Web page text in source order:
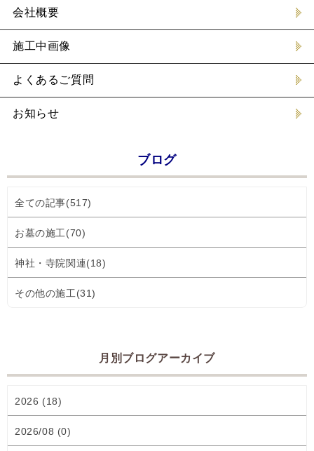
会社概要
施工中画像
よくあるご質問
お知らせ
ブログ
全ての記事(517)
お墓の施工(70)
神社・寺院関連(18)
その他の施工(31)
月別ブログアーカイブ
2026 (18)
2026/08 (0)